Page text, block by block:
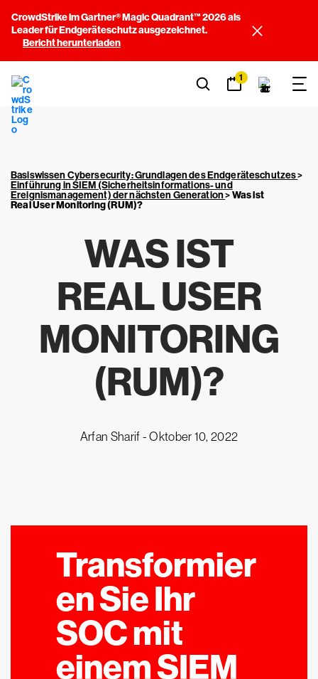
CrowdStrike im Gartner® Magic Quadrant™ 2026 als
Leader für Endgeräteschutz ausgezeichnet.
Bericht herunterladen
1
Basiswissen Cybersecurity: Grundlagen des Endgeräteschutzes>
Einführung in SIEM (Sicherheitsinformations- und
Ereignismanagement) der nächsten Generation>Was ist
Real User Monitoring (RUM)?
WAS IST
REAL USER
MONITORING
(RUM)?
Arfan Sharif -Oktober 10, 2022
Transformier
en Sie Ihr
SOC mit
einem SIEM